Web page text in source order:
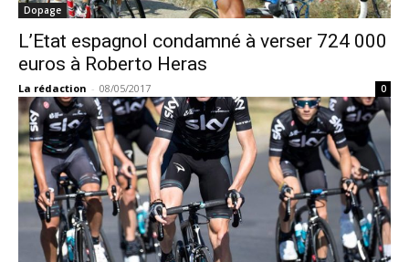
Dopage
L’Etat espagnol condamné à verser 724 000
euros à Roberto Heras
La rédaction - 08/05/2017 0